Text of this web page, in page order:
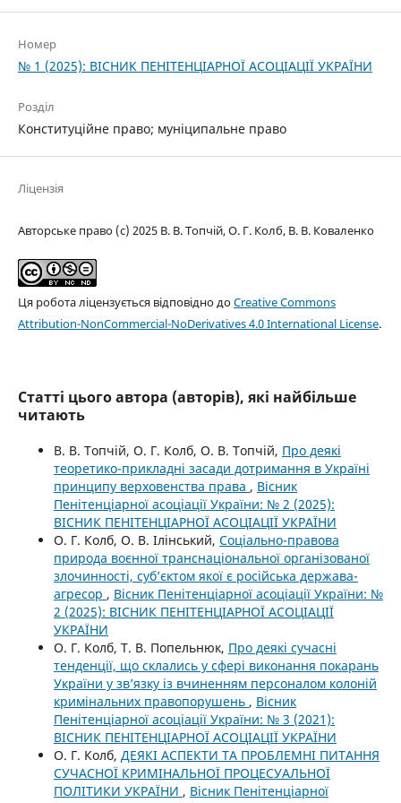
Номер
№ 1 (2025): ВІСНИК ПЕНІТЕНЦІАРНОЇ АСОЦІАЦІЇ УКРАЇНИ
Розділ
Конституційне правo; муніципальне право
Ліцензія
Авторське право (c) 2025 В. В. Топчій, О. Г. Колб, В. В. Коваленко
Ця робота ліцензується відповідно доCreative Commons
Attribution-NonCommercial-NoDerivatives 4.0 International License.
Статті цього автора (авторів), які найбільше
читають
В. В. Топчій, О. Г. Колб, О. В. Топчій, Про деякі
теоретико-прикладні засади дотримання в Україні
принципу верховенства права , Вісник
Пенітенціарної асоціації України: № 2 (2025):
ВІСНИК ПЕНІТЕНЦІАРНОЇ АСОЦІАЦІЇ УКРАЇНИ
О. Г. Колб, О. В. Ілінський, Соціально-правова
природа воєнної транснаціональної організованої
злочинності, суб’єктом якої є російська держава-
агресор , Вісник Пенітенціарної асоціації України: №
2 (2025): ВІСНИК ПЕНІТЕНЦІАРНОЇ АСОЦІАЦІЇ
УКРАЇНИ
О. Г. Колб, Т. В. Попельнюк, Про деякі сучасні
тенденції, що склались у сфері виконання покарань
України у зв’язку із вчиненням персоналом колоній
кримінальних правопорушень , Вісник
Пенітенціарної асоціації України: № 3 (2021):
ВІСНИК ПЕНІТЕНЦІАРНОЇ АСОЦІАЦІЇ УКРАЇНИ
О. Г. Колб, ДЕЯКІ АСПЕКТИ ТА ПРОБЛЕМНІ ПИТАННЯ
СУЧАСНОЇ КРИМІНАЛЬНОЇ ПРОЦЕСУАЛЬНОЇ
ПОЛІТИКИ УКРАЇНИ , Вісник Пенітенціарної